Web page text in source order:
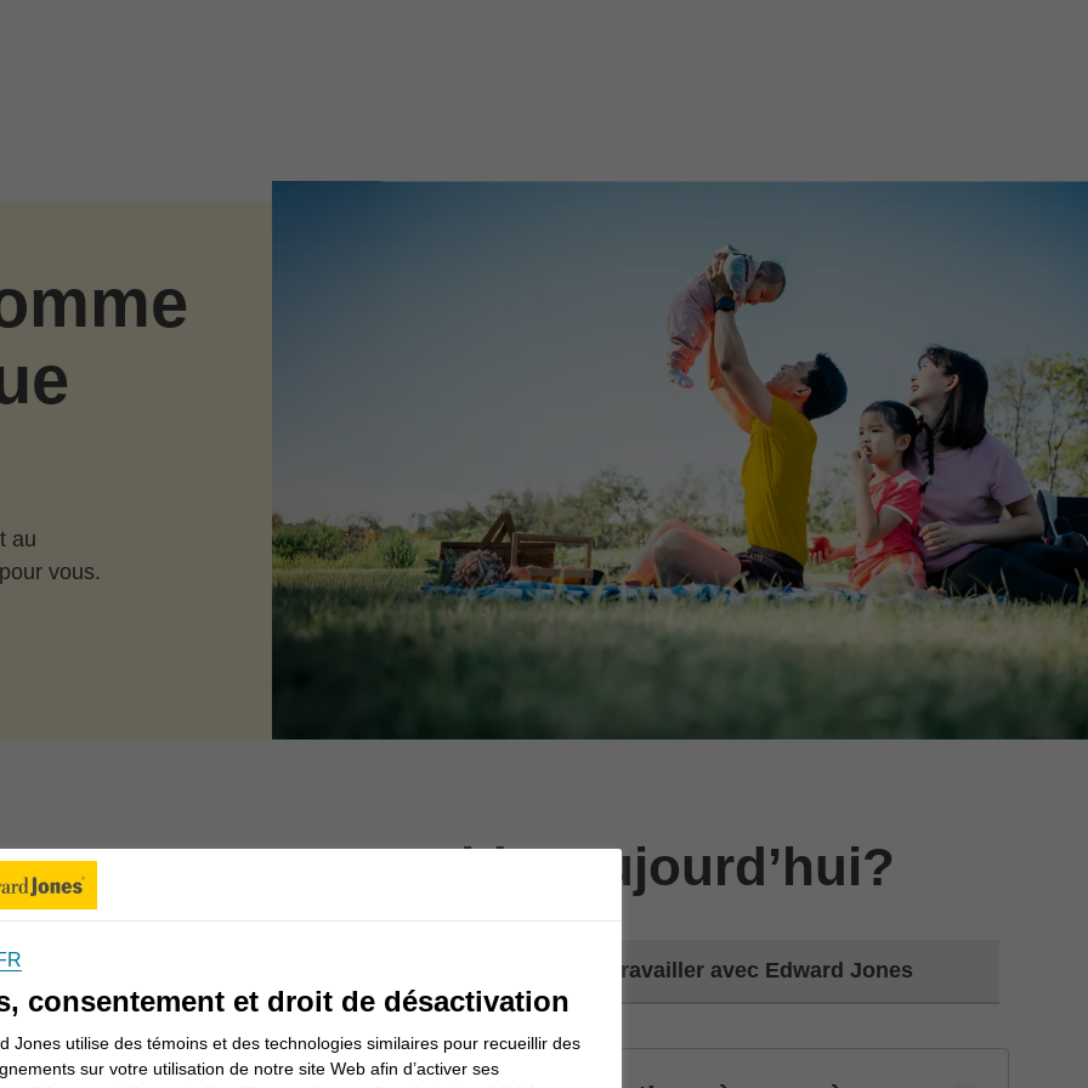
au
vous.
nous vous aider aujourd’hui?
Travailler avec Edward Jones
consentement et droit de désactivation
Jones utilise des témoins et des technologies similaires pour recueillir des
sur votre utilisation de notre site Web afin d’activer ses